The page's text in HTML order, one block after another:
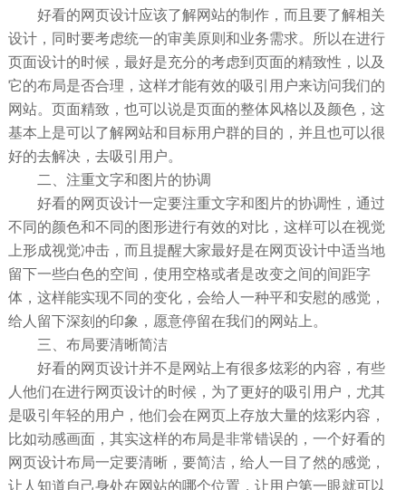
好看的网页设计应该了解网站的制作，而且要了解相关
设计，同时要考虑统一的审美原则和业务需求。所以在进行
页面设计的时候，最好是充分的考虑到页面的精致性，以及
它的布局是否合理，这样才能有效的吸引用户来访问我们的
网站。页面精致，也可以说是页面的整体风格以及颜色，这
基本上是可以了解网站和目标用户群的目的，并且也可以很
好的去解决，去吸引用户。
二、注重文字和图片的协调
好看的网页设计一定要注重文字和图片的协调性，通过
不同的颜色和不同的图形进行有效的对比，这样可以在视觉
上形成视觉冲击，而且提醒大家最好是在网页设计中适当地
留下一些白色的空间，使用空格或者是改变之间的间距字
体，这样能实现不同的变化，会给人一种平和安慰的感觉，
给人留下深刻的印象，愿意停留在我们的网站上。
三、布局要清晰简洁
好看的网页设计并不是网站上有很多炫彩的内容，有些
人他们在进行网页设计的时候，为了更好的吸引用户，尤其
是吸引年轻的用户，他们会在网页上存放大量的炫彩内容，
比如动感画面，其实这样的布局是非常错误的，一个好看的
网页设计布局一定要清晰，要简洁，给人一目了然的感觉，
让人知道自己身处在网站的哪个位置，让用户第一眼就可以